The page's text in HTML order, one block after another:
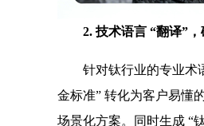
2. 技术语言 “翻译”
针对钛行业的专业术
金标准” 转化为客户易懂
场景化方案。同时生成 “